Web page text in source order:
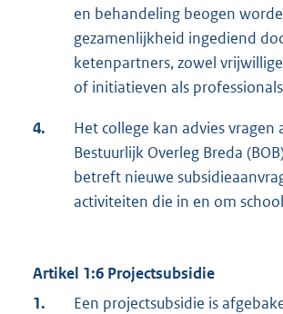
en behandeling beogen
gezamenlijkheid ingediend
ketenpartners, zowel
of initiatieven als
4.
Het college kan advies vragen
Bestuurlijk Overleg Breda
betreft nieuwe
activiteiten die in en om
Artikel 1:6 Projectsubsidie
1.
Een projectsubsidie is